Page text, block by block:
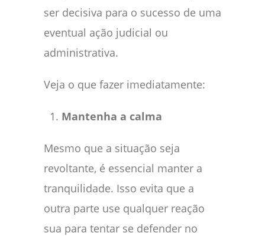
ser decisiva para o sucesso de uma
eventual ação judicial ou
administrativa.
Veja o que fazer imediatamente:
Mantenha a calma
Mesmo que a situação seja
revoltante, é essencial manter a
tranquilidade. Isso evita que a
outra parte use qualquer reação
sua para tentar se defender no